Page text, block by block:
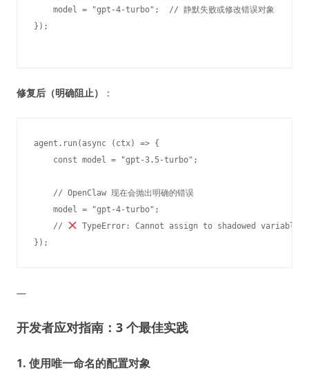
    model = "gpt-4-turbo";  // 静默失败或修改错误对象
修复后（明确阻止） ：
agent.run(async (ctx) => {
    const model = "gpt-3.5-turbo";
    // OpenClaw 现在会抛出明确的错误
    model = "gpt-4-turbo";
    //
TypeError: Cannot assign to shadowed variable
—
开发者应对指南：3 个最佳实践
1. 使用唯一命名的配置对象